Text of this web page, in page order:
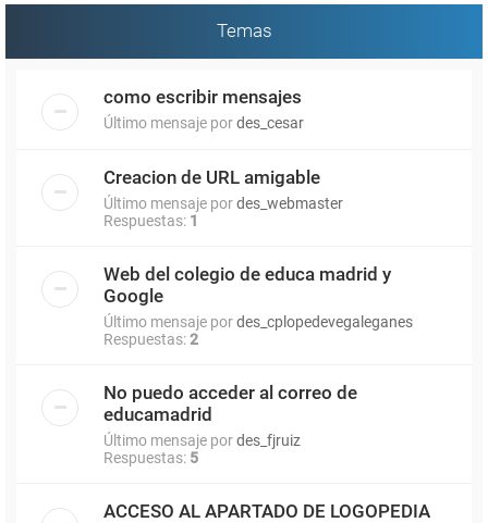
Temas
como escribir mensajes
Último mensaje pordes_cesar
Creacion de URL amigable
Último mensaje pordes_webmaster
Respuestas: 1
Web del colegio de educa madrid y
Google
Último mensaje pordes_cplopedevegaleganes
Respuestas:2
No puedo acceder al correo de
educamadrid
Último mensaje pordes_fjruiz
Respuestas: 5
ACCESO AL APARTADO DE LOGOPEDIA